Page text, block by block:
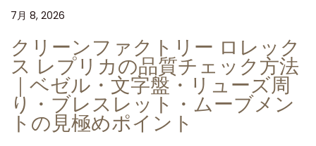
ゴ
ル
ド
イ
ヤ
7月 8, 2026
クリーンファクトリー ロレック
ス レプリカの品質チェック方法
｜ベゼル・文字盤・リューズ周
り・ブレスレット・ムーブメン
トの見極めポイント